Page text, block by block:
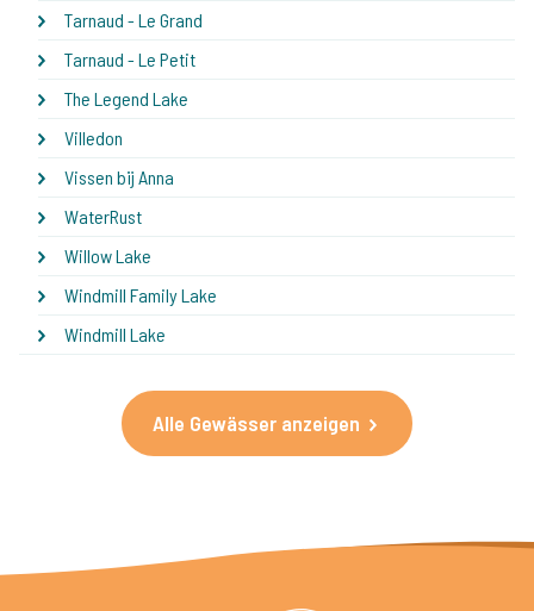
Tarnaud - Le Grand
Tarnaud - Le Petit
The Legend Lake
Villedon
Vissen bij Anna
WaterRust
Willow Lake
Windmill Family Lake
Windmill Lake
Alle Gewässer anzeigen